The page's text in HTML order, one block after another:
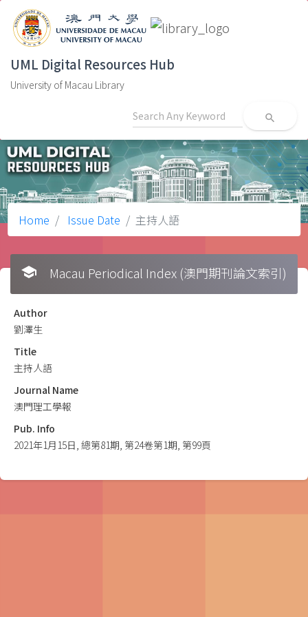
UML Digital Resources Hub
University of Macau Library
search
Home Issue Date 主持人語
school Macau Periodical Index (澳門期刊論文索引)
Author
劉澤生
Title
主持人語
Journal Name
澳門理工學報
Pub. Info
2021年1月15日, 總第81期, 第24卷第1期, 第99頁